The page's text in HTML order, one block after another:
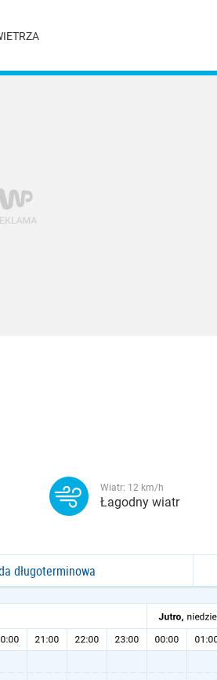
Wiatr: 12 km/h
Łagodny wiatr
długoterminowa